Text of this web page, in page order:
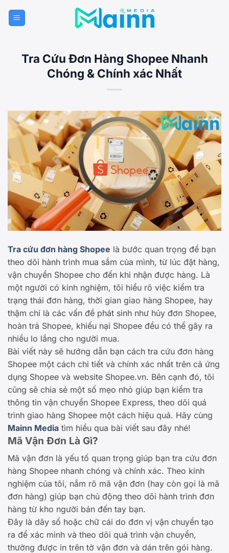
qua
Tra Cứu Đơn Hàng Shopee Nhanh
Chóng & Chính xác Nhất
Tra cứu đơn hàng Shopee là bước quan trọng để bạn
theo dõi hành trình mua sắm của mình, từ lúc đặt hàng,
vận chuyển Shopee cho đến khi nhận được hàng. Là
một người có kinh nghiệm, tôi hiểu rõ việc kiểm tra
trạng thái đơn hàng, thời gian giao hàng Shopee, hay
thậm chí là các vấn đề phát sinh như hủy đơn Shopee,
hoàn trả Shopee, khiếu nại Shopee đều có thể gây ra
nhiều lo lắng cho người mua.
Bài viết này sẽ hướng dẫn bạn cách tra cứu đơn hàng
Shopee một cách chi tiết và chính xác nhất trên cả ứng
dụng Shopee và website Shopee.vn. Bên cạnh đó, tôi
cũng sẽ chia sẻ một số mẹo nhỏ giúp bạn kiểm tra
thông tin vận chuyển Shopee Express, theo dõi quá
trình giao hàng Shopee một cách hiệu quả. Hãy cùng
Mainn Media tìm hiểu qua bài viết sau đây nhé!
Mã Vận Đơn Là Gì?
Mã vận đơn là yếu tố quan trọng giúp bạn tra cứu đơn
hàng Shopee nhanh chóng và chính xác. Theo kinh
nghiệm của tôi, nắm rõ mã vận đơn (hay còn gọi là mã
đơn hàng) giúp bạn chủ động theo dõi hành trình đơn
hàng từ kho người bán đến tay bạn.
Đây là dãy số hoặc chữ cái do đơn vị vận chuyển tạo
ra để xác minh và theo dõi quá trình vận chuyển,
thường được in trên tờ vận đơn và dán trên gói hàng.